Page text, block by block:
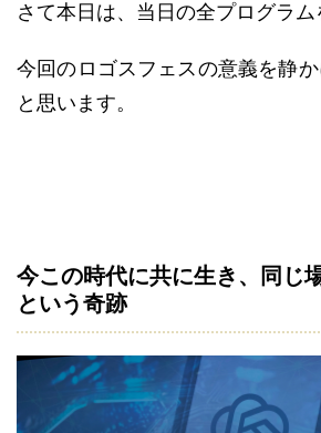
さて本日は、当日の全プログラム
今回のロゴスフェスの意義を静
と思います。
今この時代に共に生き、同じ
という奇跡